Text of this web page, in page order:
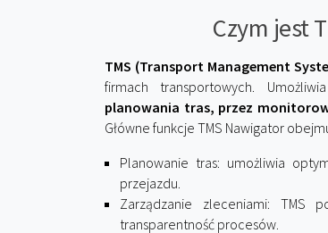
Czym jest
TMS (Transport Management
firmach transportowych.
planowania tras, przez
Główne funkcje TMS Nawigator
Planowanie tras: umożliwia
przejazdu.
Zarządzanie zleceniami: TMS
transparentność procesów.